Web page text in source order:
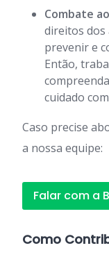
Combate
direitos dos
prevenir e
Então,
cuidado
Caso precise
a nossa equipe:
Falar com a
Como